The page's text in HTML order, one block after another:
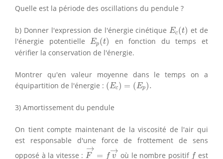
Quelle est la période des oscillations du pendule ?
b) Donner l'expression de l'énergie cinétiqueEc(t)
Ec (t) et de
l'énergie potentielleEp(t)
Ep (t)
en fonction du temps et
vérifier la conservation de l'énergie.
Montrer qu'en valeur moyenne dans le temps on a
équipartition de l'énergie : (Ec) = (Ep).
(Ec )= p).
3) Amortissement du pendule
On tient compte maintenant de la viscosité de l'air qui
est responsable d'une force de frottement de sens
opposé à la vitesse :
→
F = f
→
v
F→ =fv→
où le nombre positif f
f est